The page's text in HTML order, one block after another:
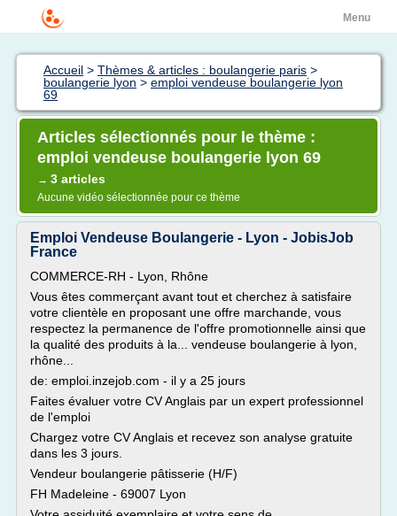
Menu
Accueil > Thèmes & articles : boulangerie paris >
boulangerie lyon > emploi vendeuse boulangerie lyon
69
Articles sélectionnés pour le thème :
emploi vendeuse boulangerie lyon 69
→ 3 articles
Aucune vidéo sélectionnée pour ce thème
Emploi Vendeuse Boulangerie - Lyon - JobisJob
France
COMMERCE-RH - Lyon, Rhône
Vous êtes commerçant avant tout et cherchez à satisfaire
votre clientèle en proposant une offre marchande, vous
respectez la permanence de l'offre promotionnelle ainsi que
la qualité des produits à la... vendeuse boulangerie à lyon,
rhône...
de: emploi.inzejob.com - il y a 25 jours
Faites évaluer votre CV Anglais par un expert professionnel
de l'emploi
Chargez votre CV Anglais et recevez son analyse gratuite
dans les 3 jours.
Vendeur boulangerie pâtisserie (H/F)
FH Madeleine - 69007 Lyon